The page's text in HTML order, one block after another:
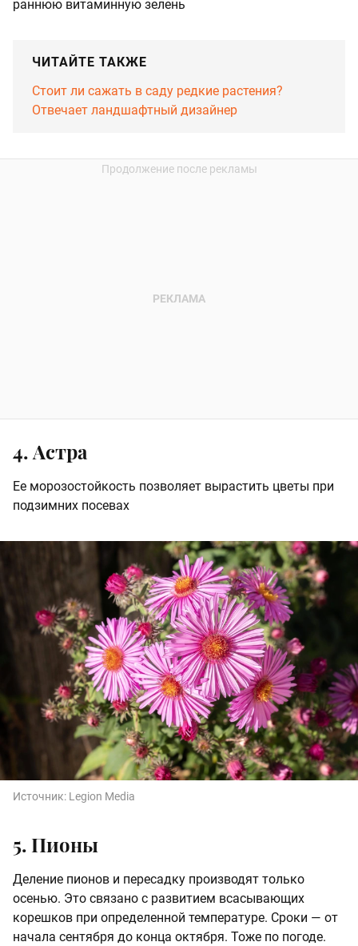
раннюю витаминную зелень
ЧИТАЙТЕ ТАКЖЕ
Стоит ли сажать в саду редкие растения?
Отвечает ландшафтный дизайнер
4. Астра
Ее морозостойкость позволяет вырастить цветы при
подзимних посевах
Источник: Legion Media
5. Пионы
Деление пионов и пересадку производят только
осенью. Это связано с развитием всасывающих
корешков при определенной температуре. Сроки — от
начала сентября до конца октября. Тоже по погоде.